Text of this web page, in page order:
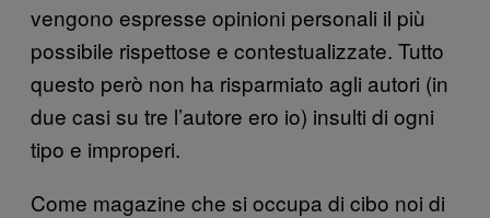
vengono espresse opinioni personali il più
possibile rispettose e contestualizzate. Tutto
questo però non ha risparmiato agli autori (in
due casi su tre l’autore ero io) insulti di ogni
tipo e improperi.
Come magazine che si occupa di cibo noi di